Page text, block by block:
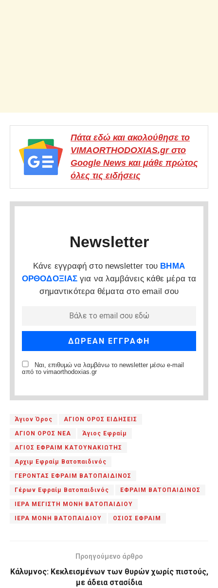
Πάτα εδώ και ακολούθησε το
VIMAORTHODOXIAS.gr στο
Google News και μάθε πρώτος
όλες τις ειδήσεις
Newsletter
Κάνε εγγραφή στο newsletter του ΒΗΜΑ
ΟΡΘΟΔΟΞΙΑΣ για να λαμβάνεις κάθε μέρα τα
σημαντικότερα θέματα στο email σου
Ναι, επιθυμώ να λαμβάνω το newsletter μέσω e-mail
από το vimaorthodoxias.gr
Άγιον Όρος ΑΓΙΟΝ ΟΡΟΣ ΕΙΔΗΣΕΙΣ
ΑΓΙΟΝ ΟΡΟΣ ΝΕΑ Άγιος Εφραίμ
ΑΓΙΟΣ ΕΦΡΑΙΜ ΚΑΤΟΥΝΑΚΙΩΤΗΣ
Αρχιμ Εφραίμ Βατοπαιδινός
ΓΕΡΟΝΤΑΣ ΕΦΡΑΙΜ ΒΑΤΟΠΑΙΔΙΝΟΣ
Γέρων Εφραίμ Βατοπαιδινός ΕΦΡΑΙΜ ΒΑΤΟΠΑΙΔΙΝΟΣ
ΙΕΡΑ ΜΕΓΙΣΤΗ ΜΟΝΗ ΒΑΤΟΠΑΙΔΙΟΥ
ΙΕΡΑ ΜΟΝΗ ΒΑΤΟΠΑΙΔΙΟΥ ΟΣΙΟΣ ΕΦΡΑΙΜ
Προηγούμενο άρθρο
Κάλυμνος: Κεκλεισμένων των θυρών χωρίς πιστούς,
με άδεια στασίδια